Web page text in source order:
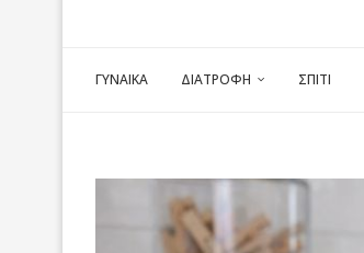
ΓΥΝΑΙΚΑ ΔΙΑΤΡΟΦΗ ΣΠΙΤΙ